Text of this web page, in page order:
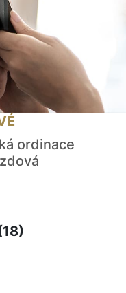
ordinace